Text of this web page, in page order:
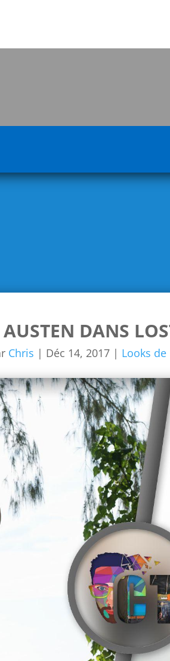
DANS
Chris | Déc 14, 2017| Looks de